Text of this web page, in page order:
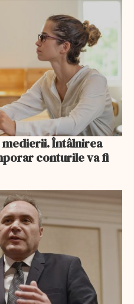
medierii. Întâlnirea
conturile va fi